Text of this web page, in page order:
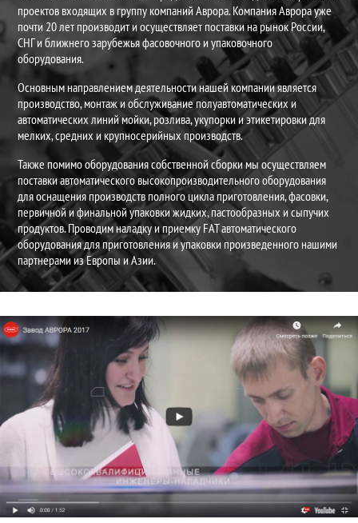
проектов входящих в группу компаний Аврора. Компания Аврора уже
почти 20 лет производит и осуществляет поставки на рынок России,
СНГ и ближнего зарубежья фасовочного и упаковочного
оборудования.
Основным направлением деятельности нашей компании является
производство, монтаж и обслуживание полуавтоматических и
автоматических линий мойки, розлива, укупорки и этикетировки для
мелких, средних и крупносерийных производств.
Также помимо оборудования собственной сборки мы осуществляем
поставки автоматического высокопроизводительного оборудования
для оснащения производств полного цикла приготовления, фасовки,
первичной и финальной упаковки жидких, пастообразных и сыпучих
продуктов. Проводим наладку и приемку FAT автоматического
оборудования для приготовления и упаковки произведенного нашими
партнерами из Европы и Азии.